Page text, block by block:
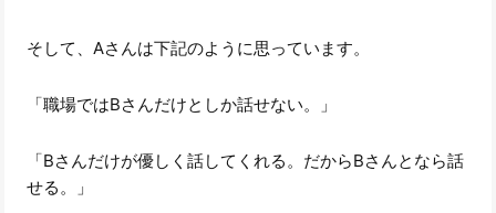
そして、Aさんは下記のように思っています。
「職場ではBさんだけとしか話せない。」
「Bさんだけが優しく話してくれる。だからBさんとなら話
せる。」